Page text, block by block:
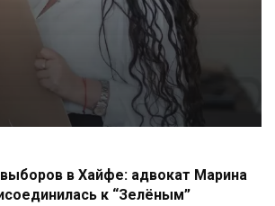
выборов в Хайфе: адвокат Марина
к “Зелёным”